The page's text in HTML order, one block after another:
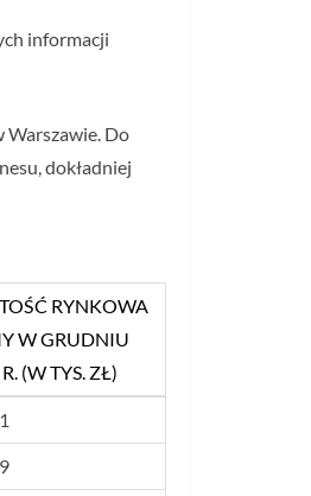
informacji
Warszawie. Do
dokładniej
RYNKOWA
W GRUDNIU
(W TYS. ZŁ)
RYNKOWA
W GRUDNIU
(W TYS. ZŁ)